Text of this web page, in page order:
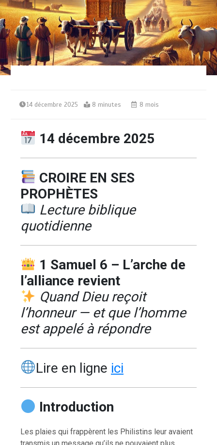
14 décembre 2025 8 minutes 8 mois
14 décembre 2025
CROIRE EN SES
PROPHÈTES
Lecture biblique
quotidienne
1 Samuel 6 – L’arche de
l’alliance revient
Quand Dieu reçoit
l’honneur — et que l’homme
est appelé à répondre
Lire en ligne ici
Introduction
Les plaies qui frappèrent les Philistins leur avaient